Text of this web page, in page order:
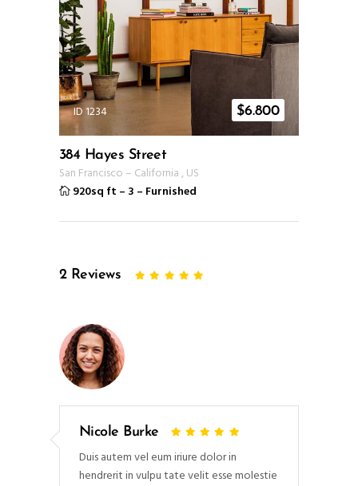
ID 1234 $6.800
384 Hayes Street
San Francisco – California, US
920sq ft – 3 – Furnished
2 Reviews
Nicole Burke
Duis autem vel eum iriure dolor in
hendrerit in vulpu tate velit esse molestie